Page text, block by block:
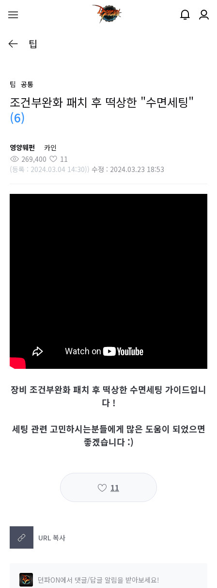
팁
팁 공통
조건부완화 패치 후 떡상한 "수면세팅"
(6)
영양웨펀
카인
269,400
11
(등록 : 2024.03.04 14:30)) 수정 : 2024.03.23 18:53
장비 조건부완화 패치 후 떡상한 수면세팅 가이드입니
다 !
세팅 관련 고민하시는분들에게 많은 도움이 되었으면
좋겠습니다 :)
11
URL 복사
던파ON에서 댓글/답글 알림을 받아보세요!